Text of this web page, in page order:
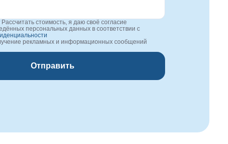
стоимость, я даю своё согласие
персональных данных в соответствии с
рекламных и информационных сообщений
Отправить